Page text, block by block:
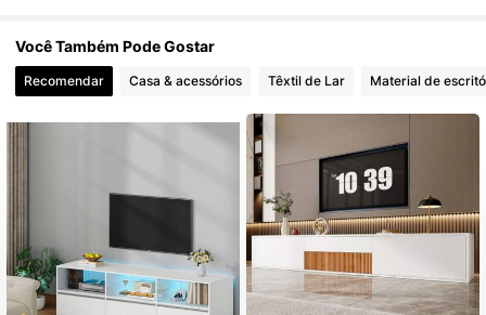
Você Também Pode Gostar
Recomendar Casa & acessórios Têxtil de Lar Material de